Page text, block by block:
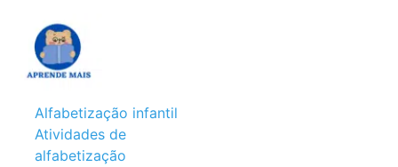
Alfabetização infantil
Atividades de
alfabetização